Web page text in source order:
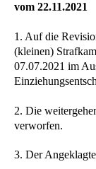
vom 22.11.2021
1. Auf die
(kleinen)
07.07.2021 im
2. Die
verworfen.
3. Der